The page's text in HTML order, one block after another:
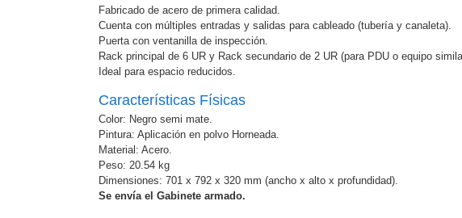
Software VMS y Analíticas
EPCOM CloudHIKVISIONHoneywellWisenet
Videograbadoras Móviles, Dash Cams y Body
Accesorios Body Cams (Portátiles)Cámaras
Videoporteros e Interfonos
AccesoriosIntercomunicadores
Fabricado de acero de primera calidad.
Cuenta con múltiples entradas y salidas para cableado (tubería y canaleta).
Puerta con ventanilla de inspección.
Rack principal de 6 UR y Rack secundario de 2 UR (para PDU o equipo
Ideal para espacio reducidos.
Características Físicas
Color: Negro semi mate.
Pintura: Aplicación en polvo Horneada.
Material: Acero.
Peso: 20.54 kg
Dimensiones: 701 x 792 x 320 mm (ancho x alto x profundidad).
Se envía el Gabinete armado.